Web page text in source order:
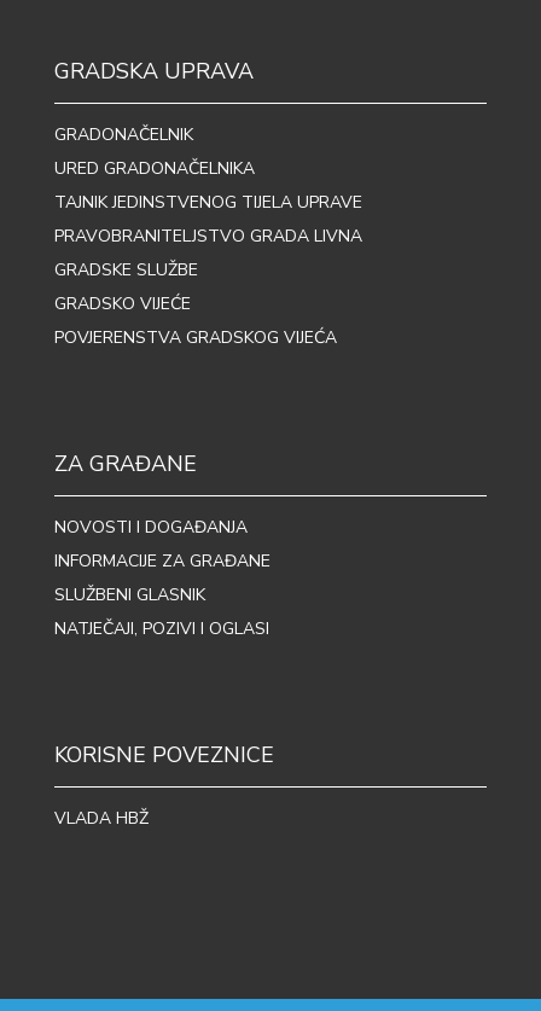
GRADSKA UPRAVA
GRADONAČELNIK
URED GRADONAČELNIKA
TAJNIK JEDINSTVENOG TIJELA UPRAVE
PRAVOBRANITELJSTVO GRADA LIVNA
GRADSKE SLUŽBE
GRADSKO VIJEĆE
POVJERENSTVA GRADSKOG VIJEĆA
ZA GRAĐANE
NOVOSTI I DOGAĐANJA
INFORMACIJE ZA GRAĐANE
SLUŽBENI GLASNIK
NATJEČAJI, POZIVI I OGLASI
KORISNE POVEZNICE
VLADA HBŽ